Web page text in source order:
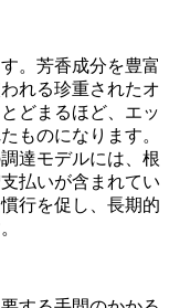
。芳香成分を豊富
れる珍重されたオ
どまるほど、エッ
ものになります。
達モデルには、根
払いが含まれてい
行を促し、長期的